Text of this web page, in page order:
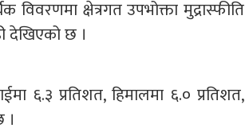
क्षेत्रगत उपभोक्ता मुद्रास्फीति
देखिएको छ ।
६.३ प्रतिशत, हिमालमा ६.० प्रतिशत,
।